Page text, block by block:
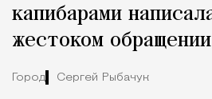
капибарами
жестоком
Город Сергей Рыбачук